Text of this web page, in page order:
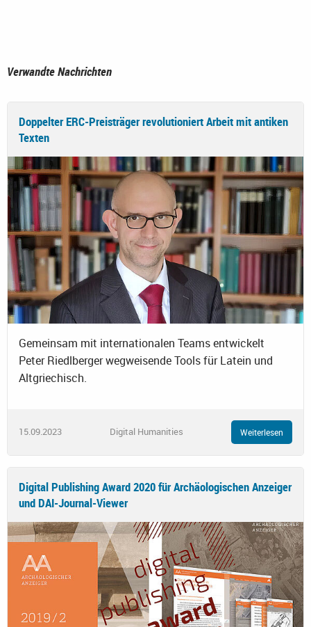
Verwandte Nachrichten
Doppelter ERC-Preisträger revolutioniert Arbeit mit antiken
Texten
Gemeinsam mit internationalen Teams entwickelt
Peter Riedlberger wegweisende Tools für Latein und
Altgriechisch.
15.09.2023 Digital Humanities Weiterlesen
Digital Publishing Award 2020 für Archäologischen Anzeiger
und DAI-Journal-Viewer